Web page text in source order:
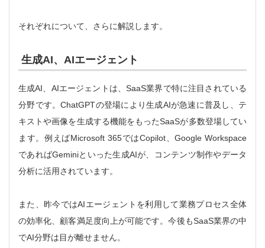
それぞれについて、さらに解説します。
生成AI、AIエージェント
生成AI、AIエージェントは、SaaS業界で特に注目されている
分野です。ChatGPTの登場により生成AIが急速に普及し、テ
キストや画像を生成する機能をもったSaaSが多数登場してい
ます。例えばMicrosoft 365ではCopilot、Google Workspace
であればGeminiといった生成AIが、コンテンツ制作やデータ
分析に活用されています。
また、昨今ではAIエージェントを利用して業務プロセス全体
の効率化、顧客満足度向上が可能です。今後もSaaS業界の中
でAI分野は目が離せません。